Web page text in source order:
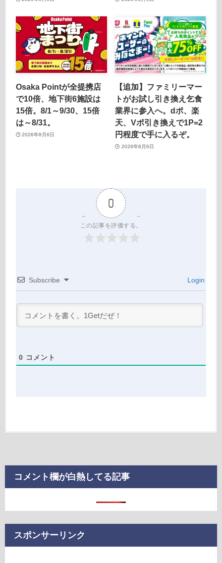
Osaka Pointが全提携店
で10倍、地下街6施設は
15倍。8/1～9/30、15倍
は～8/31。
2026年8月6日
【追加】ファミリーマー
トがお試し引き換え乞食
業界に参入へ。dポ、楽
天、Vポ引き換えで1P=2
円程度で手に入るぞ。
2026年8月6日
0
この記事を評価する。
Subscribe Login
0 コメント
コメント欄が白熱してる記事
スポンサーリンク